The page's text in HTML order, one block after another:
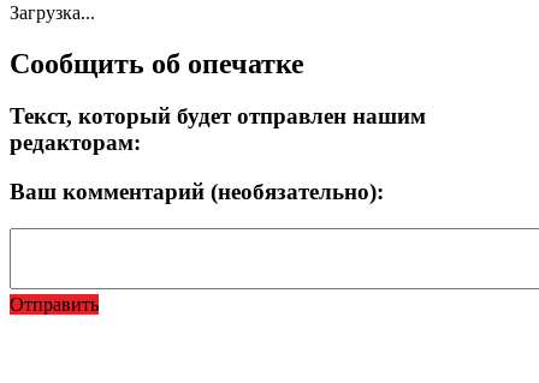
Загрузка...
Сообщить об опечатке
Текст, который будет отправлен нашим
редакторам:
Ваш комментарий (необязательно):
Отправить